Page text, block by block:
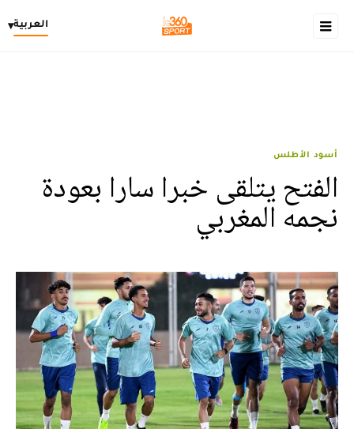
العربية▾
أسود الأطلس
الفتح يتلقى خبرا سارا بعودة
نجمه المغربي